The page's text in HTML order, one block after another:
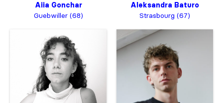
Aiia Gonchar
Guebwiller (68)
Aleksandra Baturo
Strasbourg (67)